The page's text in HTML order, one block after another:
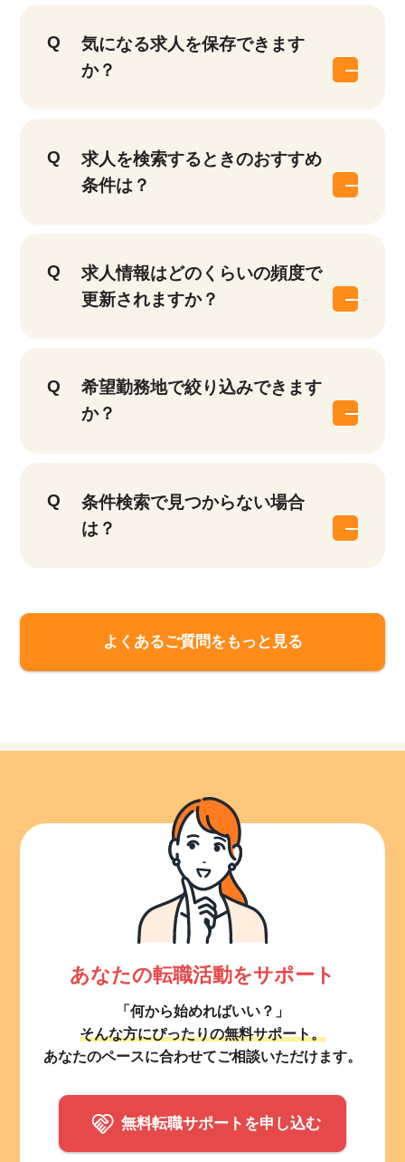
気になる求人を保存できます
か？
求人を検索するときのおすすめ
条件は？
求人情報はどのくらいの頻度で
更新されますか？
希望勤務地で絞り込みできます
か？
条件検索で見つからない場合
は？
よくあるご質問をもっと見る
あなたの転職活動をサポート
「何から始めればいい？」
そんな方にぴったりの無料サポート。
あなたのペースに合わせてご相談いただけます。
無料転職サポートを申し込む